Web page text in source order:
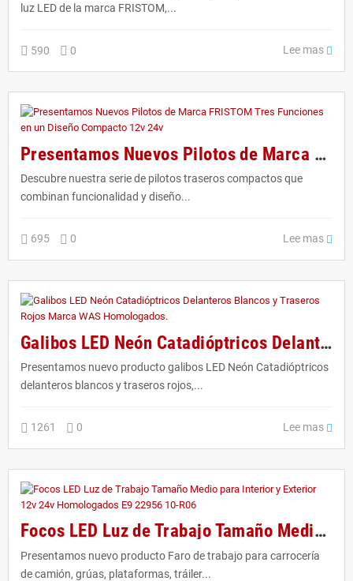
luz LED de la marca FRISTOM,...
590 0 Lee mas
Presentamos Nuevos Pilotos de Marca FRISTOM Tres Funciones en un Diseño Compacto 12v 24v
Descubre nuestra serie de pilotos traseros compactos que
combinan funcionalidad y diseño...
695 0 Lee mas
Galibos LED Neón Catadióptricos Delanteros Blancos y Traseros Rojos Marca WAS Homologados.
Presentamos nuevo producto galibos LED Neón Catadióptricos
delanteros blancos y traseros rojos,...
1261 0 Lee mas
Focos LED Luz de Trabajo Tamaño Medio para Interior y Exterior 12v 24v Homologados E9 22956 10-R06
Presentamos nuevo producto Faro de trabajo para carrocería
de camión, grúas, plataformas, tráiler...